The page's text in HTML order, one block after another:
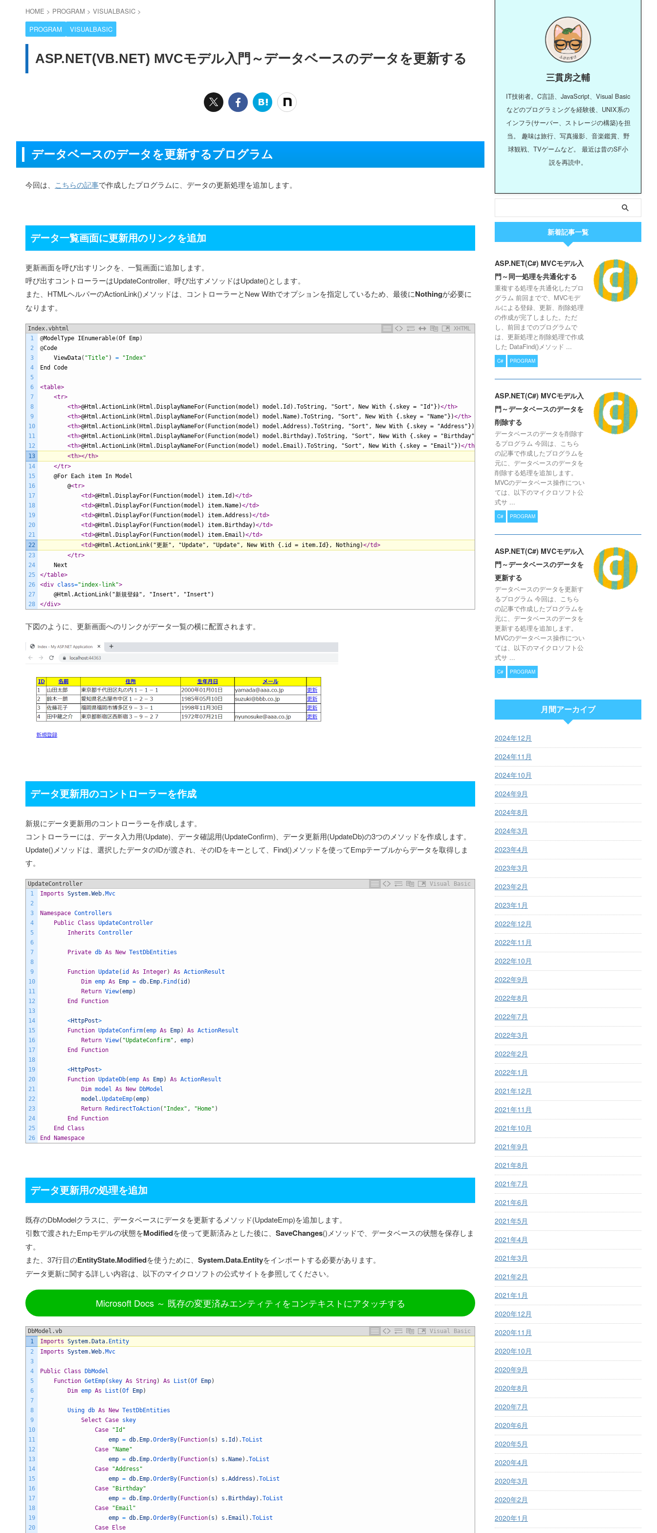
HOME > PROGRAM > VISUALBASIC >
PROGRAM
VISUALBASIC
ASP.NET(VB.NET) MVCモデル入門～データベースのデータを更新する
データベースのデータを更新するプログラム
今回は、 こちらの記事で作成したプログラムに、データの更新処理を追加します。
データ一覧画面に更新用のリンクを追加
更新画面を呼び出すリンクを、一覧画面に追加します。
呼び出すコントローラーはUpdateController、呼び出すメソッドはUpdate()とします。
また、HTMLヘルパーのActionLink()メソッドは、コントローラーとNew Withでオプションを指定しているため、最後にNothingが必要に
なります。
Index.vbhtml
XHTML
1
2
3
4
5
6
7
8
9
10
11
12
13
14
15
16
17
18
19
20
21
22
23
24
25
26
27
28
@ModelType IEnumerable(Of Emp)
@Code
ViewData( "Title" ) =
"Index"
End
Code
<table>
<tr>
<th>@Html.ActionLink(Html.DisplayNameFor(Function(model) model.Id).ToString, "Sort", New With {.skey = "Id"})</th>
<th>@Html.ActionLink(Html.DisplayNameFor(Function(model) model.Name).ToString, "Sort", New With {.skey = "Name"})</th>
<th>@Html.ActionLink(Html.DisplayNameFor(Function(model) model.Address).ToString, "Sort", New With {.skey = "Address"})
<th>@Html.ActionLink(Html.DisplayNameFor(Function(model) model.Birthday).ToString, "Sort", New With {.skey = "Birthday"})
</th>
<th>@Html.ActionLink(Html.DisplayNameFor(Function(model) model.Email).ToString, "Sort", New With {.skey = "Email"})</th>
<th></th>
</tr>
@For Each item In Model
@<tr>
<td>@Html.DisplayFor(Function(model) item.Id)</td>
<td>@Html.DisplayFor(Function(model) item.Name)</td>
<td>@Html.DisplayFor(Function(model) item.Address)</td>
<td>@Html.DisplayFor(Function(model) item.Birthday)</td>
<td>@Html.DisplayFor(Function(model) item.Email)</td>
<td>@Html.ActionLink("更新", "Update", "Update", New With {.id = item.Id}, Nothing)</td>
</tr>
Next
</table>
<div class="index-link">
@Html.ActionLink("新規登録", "Insert", "Insert")
</div>
下図のように、更新画面へのリンクがデータ一覧の横に配置されます。
データ更新用のコントローラーを作成
新規にデータ更新用のコントローラーを作成します。
コントローラーには、データ入力用(Update)、データ確認用(UpdateConfirm)、データ更新用(UpdateDb)の3つのメソッドを作成します。
Update()メソッドは、選択したデータのIDが渡され、そのIDをキーとして、Find()メソッドを使ってEmpテーブルからデータを取得しま
す。
UpdateController
Visual Basic
1
2
3
4
5
6
7
8
9
10
11
12
13
14
15
16
17
18
19
20
21
22
23
24
25
26
Imports System.Web.Mvc
Namespace Controllers
Public Class UpdateController
Inherits Controller
Private db As New TestDbEntities
Function Update( id As Integer) As ActionResult
Dim emp As Emp = db. Emp. Find ( id )
Return View(emp)
End
Function
<HttpPost>
Function UpdateConfirm(emp As Emp) As ActionResult
Return View( "UpdateConfirm" , emp)
End
Function
<HttpPost>
Function UpdateDb(emp As Emp) As ActionResult
Dim model As New DbModel
model .UpdateEmp(emp)
Return RedirectToAction( "Index" , "Home" )
End
Function
End
Class
End
Namespace
データ更新用の処理を追加
既存のDbModelクラスに、データベースにデータを更新するメソッド(UpdateEmp)を追加します。
引数で渡されたEmpモデルの状態をModifiedを使って更新済みとした後に、 SaveChanges()メソッドで、データベースの状態を保存しま
す。
また、37行目のEntityState.Modifiedを使うために、 System.Data.Entityをインポートする必要があります。
データ更新に関する詳しい内容は、以下のマイクロソフトの公式サイトを参照してください。
Microsoft Docs ～ 既存の変更済みエンティティをコンテキストにアタッチする
DbModel.vb
Visual Basic
1
2
3
4
5
6
7
8
9
10
11
12
13
14
15
16
17
18
19
20
Imports System.Data. Entity
Imports System.Web.Mvc
Public Class DbModel
Function GetEmp( skey As String) As List (Of Emp)
Dim emp As List (Of Emp)
Using db As New TestDbEntities
Select Case skey
Case
"Id"
emp = db. Emp.OrderBy( Function( s ) s . Id ) .ToList
Case
"Name"
emp = db. Emp.OrderBy( Function( s ) s .Name) .ToList
Case
"Address"
emp = db. Emp.OrderBy( Function( s ) s .Address ) .ToList
Case
"Birthday"
emp = db. Emp.OrderBy( Function( s ) s . Birthday) .ToList
Case
"Email"
emp = db. Emp.OrderBy( Function( s ) s . Email ) .ToList
Case Else
三貫房之輔
IT技術者。C言語、JavaScript、Visual Basic
などのプログラミングを経験後、UNIX系の
インフラ(サーバー、ストレージの構築)を担
当。 趣味は旅行、写真撮影、音楽鑑賞、野
球観戦、TVゲームなど。 最近は昔のSF小
説を再読中。
新着記事一覧
ASP.NET(C#) MVCモデル入
門～同一処理を共通化する
重複する処理を共通化したプロ
グラム 前回までで、MVCモデ
ルによる登録、更新、削除処理
の作成が完了しました。ただ
し、前回までのプログラムで
は、更新処理と削除処理で作成
した DataFind()メソッド ...
C# PROGRAM
ASP.NET(C#) MVCモデル入
門～データベースのデータを
削除する
データベースのデータを削除す
るプログラム 今回は、こちら
の記事で作成したプログラムを
元に、データベースのデータを
削除する処理を追加します。
MVCのデータベース操作につい
ては、以下のマイクロソフト公
式サ ...
C# PROGRAM
ASP.NET(C#) MVCモデル入
門～データベースのデータを
更新する
データベースのデータを更新す
るプログラム 今回は、こちら
の記事で作成したプログラムを
元に、データベースのデータを
更新する処理を追加します。
MVCのデータベース操作につい
ては、以下のマイクロソフト公
式サ ...
C# PROGRAM
月間アーカイブ
2024年12月
2024年11月
2024年10月
2024年9月
2024年8月
2024年3月
2023年4月
2023年3月
2023年2月
2023年1月
2022年12月
2022年11月
2022年10月
2022年9月
2022年8月
2022年7月
2022年3月
2022年2月
2022年1月
2021年12月
2021年11月
2021年10月
2021年9月
2021年8月
2021年7月
2021年6月
2021年5月
2021年4月
2021年3月
2021年2月
2021年1月
2020年12月
2020年11月
2020年10月
2020年9月
2020年8月
2020年7月
2020年6月
2020年5月
2020年4月
2020年3月
2020年2月
2020年1月